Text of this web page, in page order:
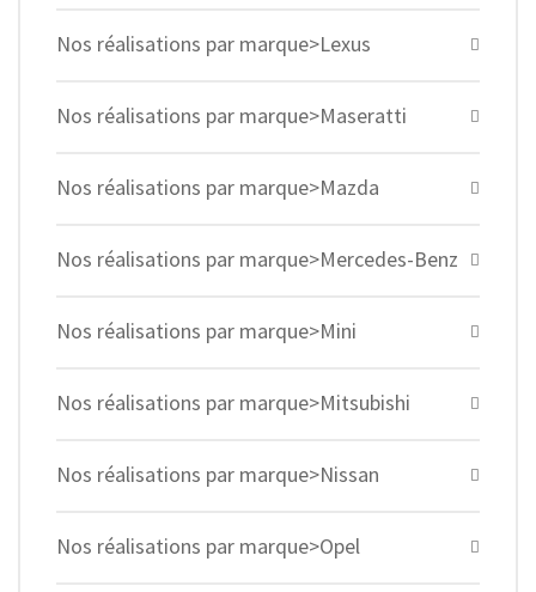
Nos réalisations par marque>Lexus
Nos réalisations par marque>Maseratti
Nos réalisations par marque>Mazda
Nos réalisations par marque>Mercedes-Benz
Nos réalisations par marque>Mini
Nos réalisations par marque>Mitsubishi
Nos réalisations par marque>Nissan
Nos réalisations par marque>Opel